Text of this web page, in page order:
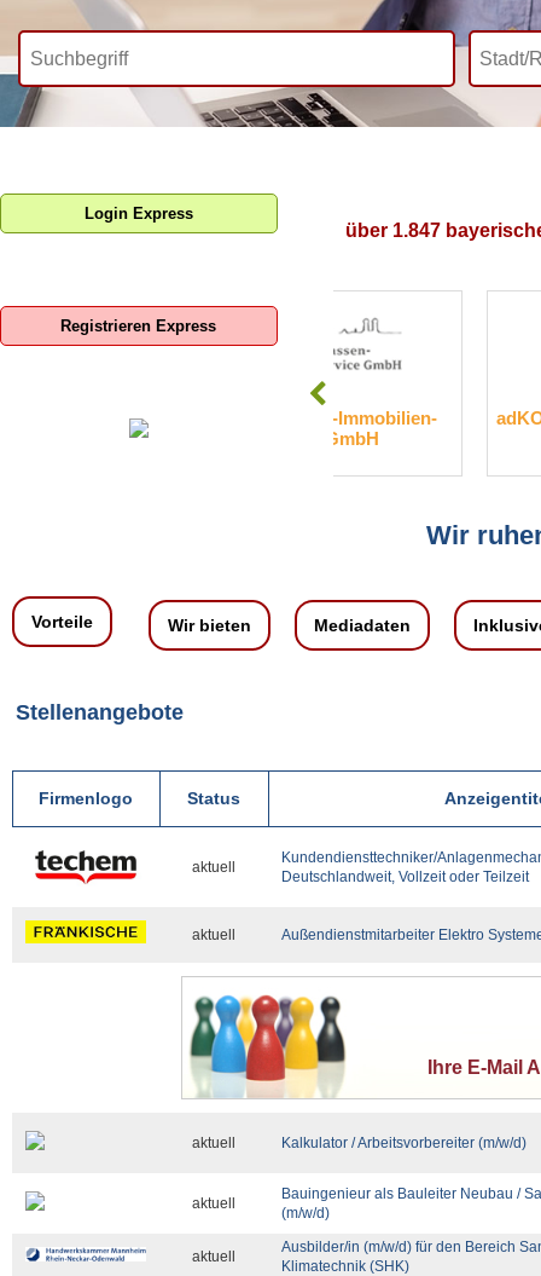
über 1.847
SIS-Sparkassen-Immobilien-
Service GmbH
adKOMM Software
Wir
Login Express
Registrieren Express
Vorteile Wir bieten Mediadaten
Stellenangebote
Firmenlogo Status
aktuell
Kundendiensttechniker/
Deutschlandweit, Vollzeit oder Teilzeit
aktuell Außendienstmitarbeiter Elektro
Ihre E-Mail
aktuell Kalkulator / Arbeitsvorbereiter (m/w/d)
aktuell
Bauingenieur als Bauleiter Neubau /
(m/w/d)
aktuell
Ausbilder/in (m/w/d) für den Bereich
Klimatechnik (SHK)